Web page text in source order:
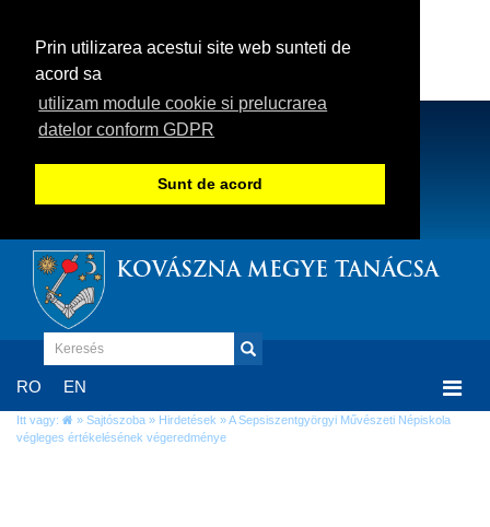
Prin utilizarea acestui site web sunteti de
acord sa
utilizam module cookie si prelucrarea
datelor conform GDPR
Sunt de acord
KOVÁSZNA MEGYE TANÁCSA
RO EN
Itt vagy: » Sajtószoba » Hirdetések » A Sepsiszentgyörgyi Művészeti Népiskola
végleges értékelésének végeredménye